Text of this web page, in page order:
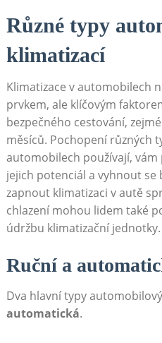
Různé typy⁤
klimatizací
Klimatizace v ‍automobilech
prvkem, ale​ klíčovým​
bezpečného cestování,
měsíců. Pochopení různých
automobilech⁤ používají,
jejich potenciál ‍a ⁢vyhnout⁣ se
zapnout ​klimatizaci ⁣v autě
chlazení ⁣mohou lidem​ také
údržbu ​klimatizační jednotky.
Ruční a
Dva hlavní ⁣typy
automatická.